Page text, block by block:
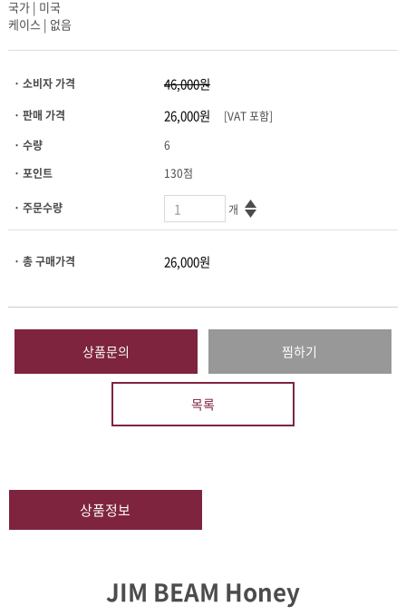
국가 | 미국
케이스 | 없음
· 소비자 가격
· 판매 가격
[VAT 포함]
· 수량
6
· 포인트
130점
· 주문수량 개
· 총 구매가격
상품문의 찜하기
목록
상품정보
JIM BEAM Honey